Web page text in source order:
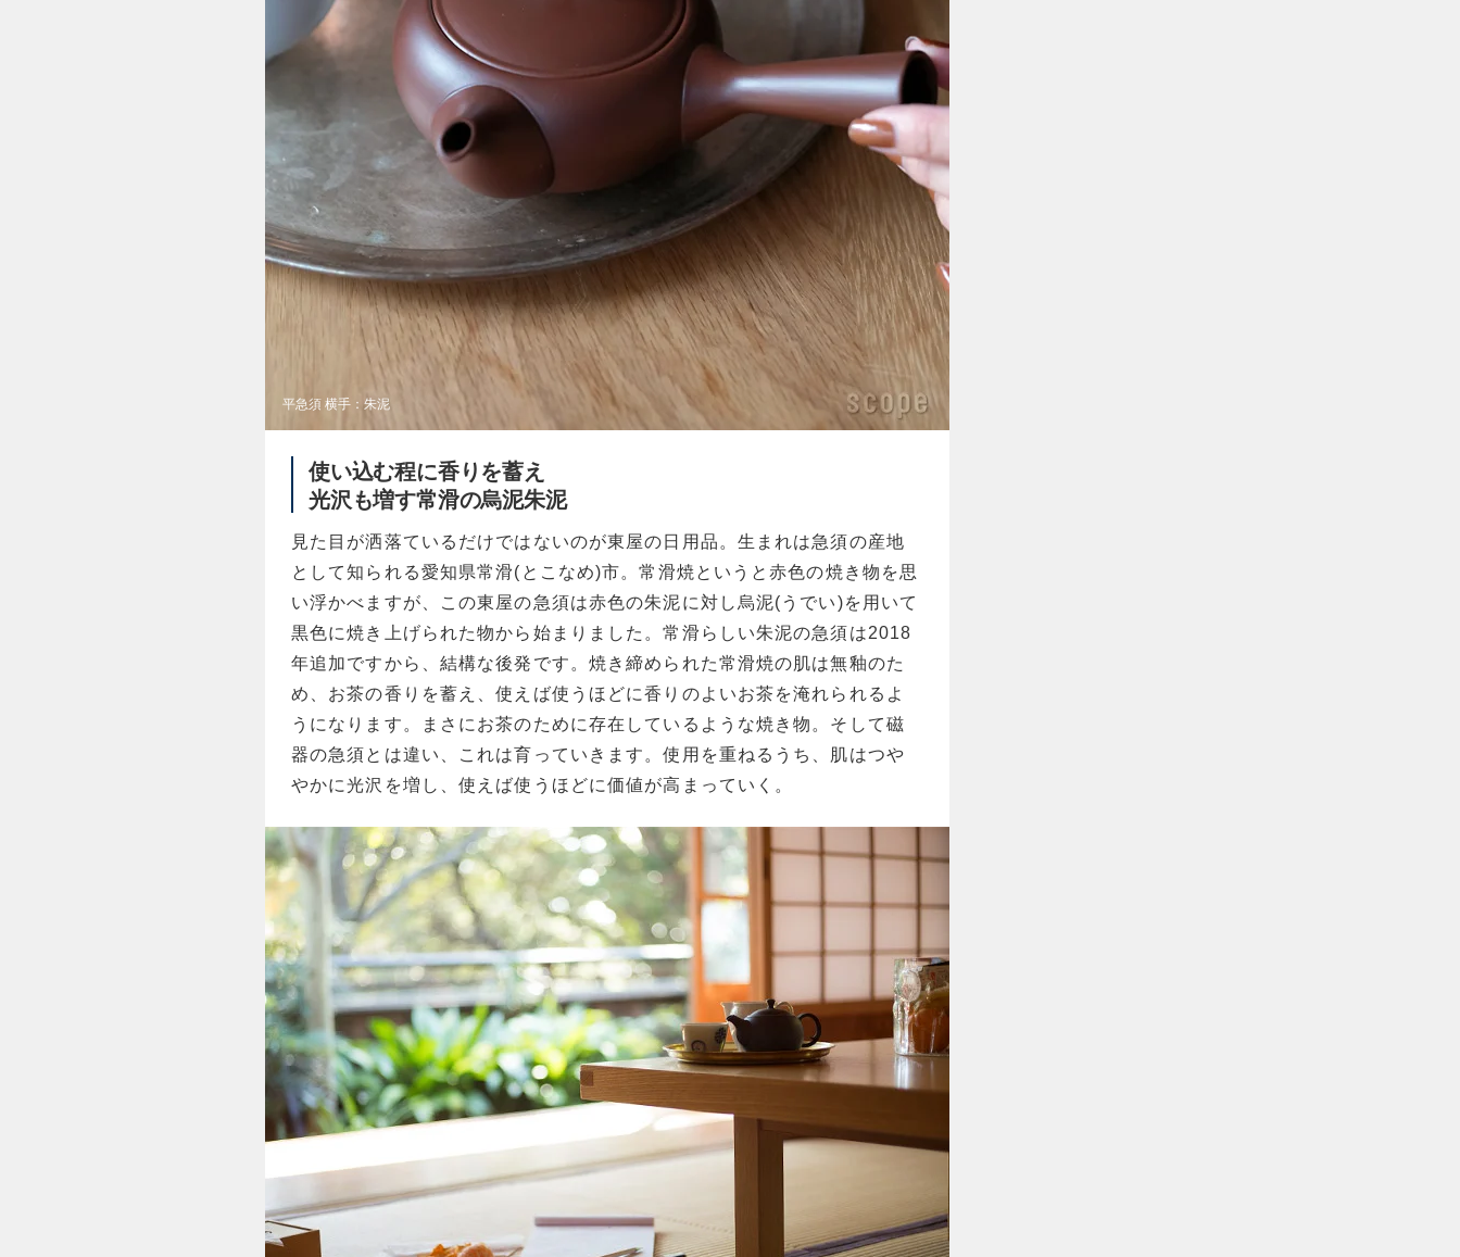
平急須 横手：朱泥
使い込む程に香りを蓄え
光沢も増す常滑の烏泥朱泥
見た目が洒落ているだけではないのが東屋の日用品。生まれは急須の産地
として知られる愛知県常滑(とこなめ)市。常滑焼というと赤色の焼き物を思
い浮かべますが、この東屋の急須は赤色の朱泥に対し烏泥(うでい)を用いて
黒色に焼き上げられた物から始まりました。常滑らしい朱泥の急須は2018
年追加ですから、結構な後発です。焼き締められた常滑焼の肌は無釉のた
め、お茶の香りを蓄え、使えば使うほどに香りのよいお茶を淹れられるよ
うになります。まさにお茶のために存在しているような焼き物。そして磁
器の急須とは違い、これは育っていきます。使用を重ねるうち、肌はつや
やかに光沢を増し、使えば使うほどに価値が高まっていく。